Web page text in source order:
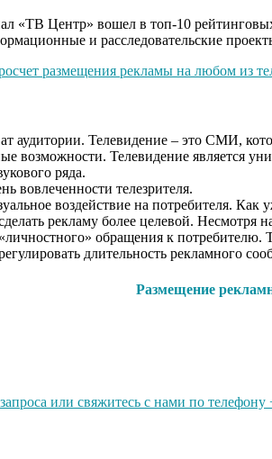
«ТВ Центр» вошел в топ-10
и расследовательские
размещения рекламы на любом из
аудитории. Телевидение – это СМИ,
возможности. Телевидение является
ряда.
вовлеченности телезрителя.
воздействие на потребителя.
рекламу более целевой. Несмотря
обращения к потребителю.
длительность рекламного
Размещение
или свяжитесь с нами по